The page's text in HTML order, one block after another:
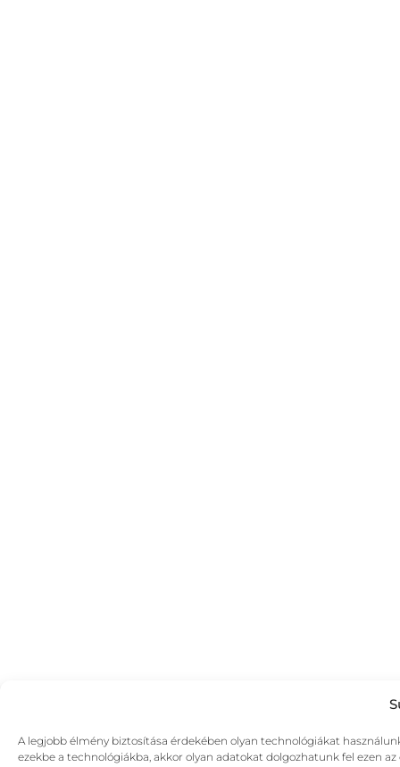
A legjobb élmény biztosítása érdekében olyan technológiákat
ezekbe a technológiákba, akkor olyan adatokat dolgozhatunk fel ezen